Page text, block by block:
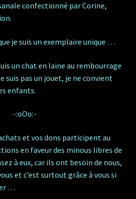
confectionné par Corine,
je suis un exemplaire unique …
un chat en laine au rembourrage
suis pas un jouet, je ne convient
enfants.
-:oOo:-
et vos dons participent au
en faveur des minous libres de
à eux, car ils ont besoin de nous,
et c’est surtout grâce à vous si
…